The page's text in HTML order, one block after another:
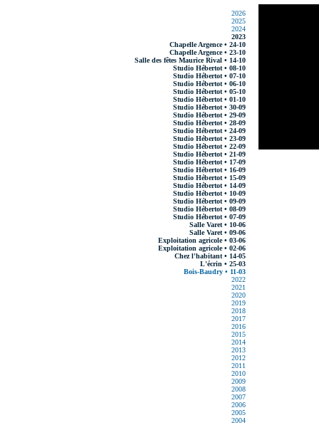
2026
2025
2024
2023
Chapelle Argence • 24-10
Chapelle Argence • 23-10
Salle des fêtes Maurice Rival • 14-10
Studio Hébertot • 08-10
Studio Hébertot • 07-10
Studio Hébertot • 06-10
Studio Hébertot • 05-10
Studio Hébertot • 01-10
Studio Hébertot • 30-09
Studio Hébertot • 29-09
Studio Hébertot • 28-09
Studio Hébertot • 24-09
Studio Hébertot • 23-09
Studio Hébertot • 22-09
Studio Hébertot • 21-09
Studio Hébertot • 17-09
Studio Hébertot • 16-09
Studio Hébertot • 15-09
Studio Hébertot • 14-09
Studio Hébertot • 10-09
Studio Hébertot • 09-09
Studio Hébertot • 08-09
Studio Hébertot • 07-09
Salle Varet • 10-06
Salle Varet • 09-06
Exploitation agricole • 03-06
Exploitation agricole • 02-06
Chez l'habitant • 14-05
L'écrin • 25-03
Bois-Baudry • 11-03
2022
2021
2020
2019
2018
2017
2016
2015
2014
2013
2012
2011
2010
2009
2008
2007
2006
2005
2004